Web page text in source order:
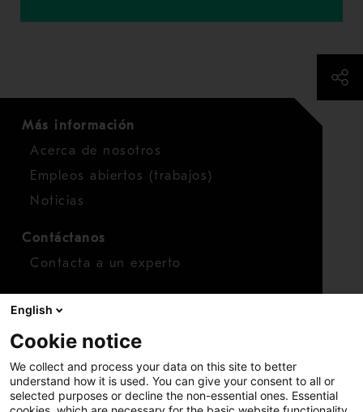
Más información
Acerca de nosotros
Empleos abiertos (trabajos)
Noticias
Contáctanos
Contacta a un experto
Finanzas
Acciones
English
Cookie notice
We collect and process your data on this site to better
understand how it is used. You can give your consent to all or
selected purposes or decline the non-essential ones. Essential